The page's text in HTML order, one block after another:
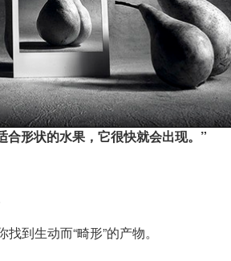
合形状的水果，它很快就会出现。”
到生动而“畸形”的产物。